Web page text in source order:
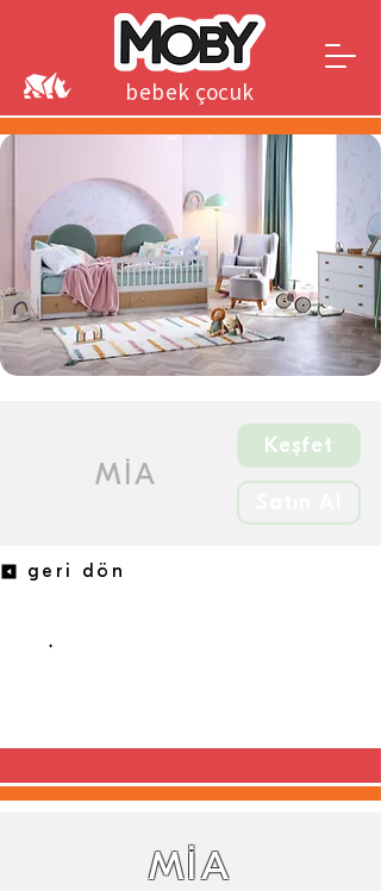
bebek çocuk
genç
Keşfet
MİA
geri dön
.
MİA